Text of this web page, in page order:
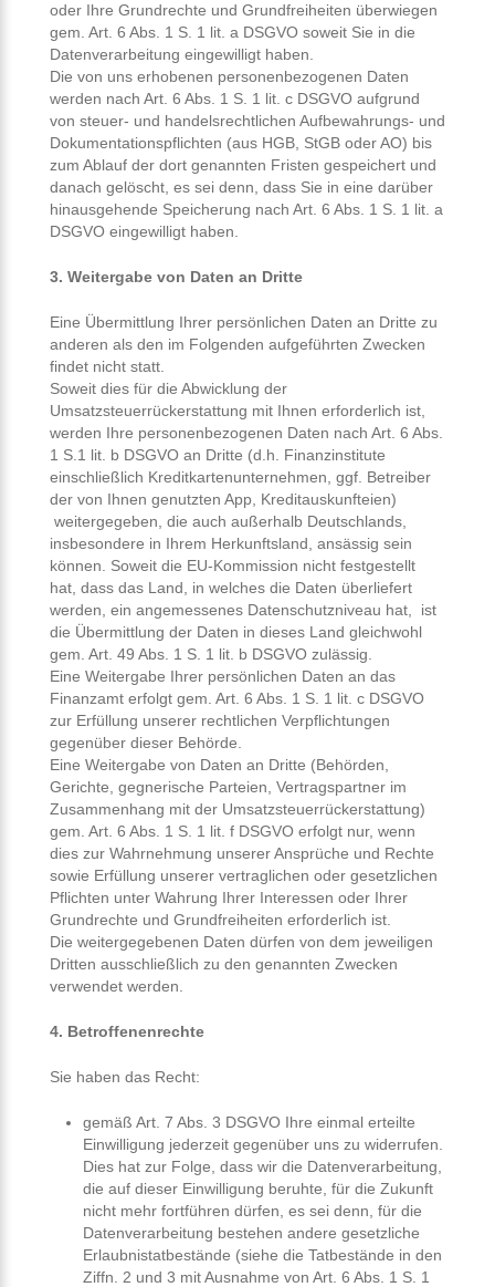
oder Ihre Grundrechte und Grundfreiheiten überwiegen
gem. Art. 6 Abs. 1 S. 1 lit. a DSGVO soweit Sie in die
Datenverarbeitung eingewilligt haben.
Die von uns erhobenen personenbezogenen Daten
werden nach Art. 6 Abs. 1 S. 1 lit. c DSGVO aufgrund
von steuer- und handelsrechtlichen Aufbewahrungs- und
Dokumentationspflichten (aus HGB, StGB oder AO) bis
zum Ablauf der dort genannten Fristen gespeichert und
danach gelöscht, es sei denn, dass Sie in eine darüber
hinausgehende Speicherung nach Art. 6 Abs. 1 S. 1 lit. a
DSGVO eingewilligt haben.
3. Weitergabe von Daten an Dritte
Eine Übermittlung Ihrer persönlichen Daten an Dritte zu
anderen als den im Folgenden aufgeführten Zwecken
findet nicht statt.
Soweit dies für die Abwicklung der
Umsatzsteuerrückerstattung mit Ihnen erforderlich ist,
werden Ihre personenbezogenen Daten nach Art. 6 Abs.
1 S.1 lit. b DSGVO an Dritte (d.h. Finanzinstitute
einschließlich Kreditkartenunternehmen, ggf. Betreiber
der von Ihnen genutzten App, Kreditauskunfteien)
weitergegeben, die auch außerhalb Deutschlands,
insbesondere in Ihrem Herkunftsland, ansässig sein
können. Soweit die EU-Kommission nicht festgestellt
hat, dass das Land, in welches die Daten überliefert
werden, ein angemessenes Datenschutzniveau hat, ist
die Übermittlung der Daten in dieses Land gleichwohl
gem. Art. 49 Abs. 1 S. 1 lit. b DSGVO zulässig.
Eine Weitergabe Ihrer persönlichen Daten an das
Finanzamt erfolgt gem. Art. 6 Abs. 1 S. 1 lit. c DSGVO
zur Erfüllung unserer rechtlichen Verpflichtungen
gegenüber dieser Behörde.
Eine Weitergabe von Daten an Dritte (Behörden,
Gerichte, gegnerische Parteien, Vertragspartner im
Zusammenhang mit der Umsatzsteuerrückerstattung)
gem. Art. 6 Abs. 1 S. 1 lit. f DSGVO erfolgt nur, wenn
dies zur Wahrnehmung unserer Ansprüche und Rechte
sowie Erfüllung unserer vertraglichen oder gesetzlichen
Pflichten unter Wahrung Ihrer Interessen oder Ihrer
Grundrechte und Grundfreiheiten erforderlich ist.
Die weitergegebenen Daten dürfen von dem jeweiligen
Dritten ausschließlich zu den genannten Zwecken
verwendet werden.
4. Betroffenenrechte
Sie haben das Recht:
gemäß Art. 7 Abs. 3 DSGVO Ihre einmal erteilte
Einwilligung jederzeit gegenüber uns zu widerrufen.
Dies hat zur Folge, dass wir die Datenverarbeitung,
die auf dieser Einwilligung beruhte, für die Zukunft
nicht mehr fortführen dürfen, es sei denn, für die
Datenverarbeitung bestehen andere gesetzliche
Erlaubnistatbestände (siehe die Tatbestände in den
Ziffn. 2 und 3 mit Ausnahme von Art. 6 Abs. 1 S. 1